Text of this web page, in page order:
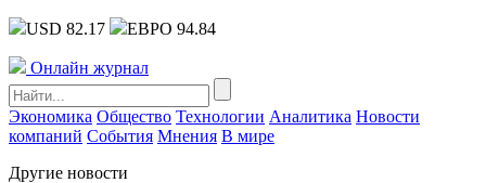
USD 82.17 ЕВРО 94.84
Онлайн журнал
Экономика Общество Технологии Аналитика Новости
компаний События Мнения В мире
Другие новости